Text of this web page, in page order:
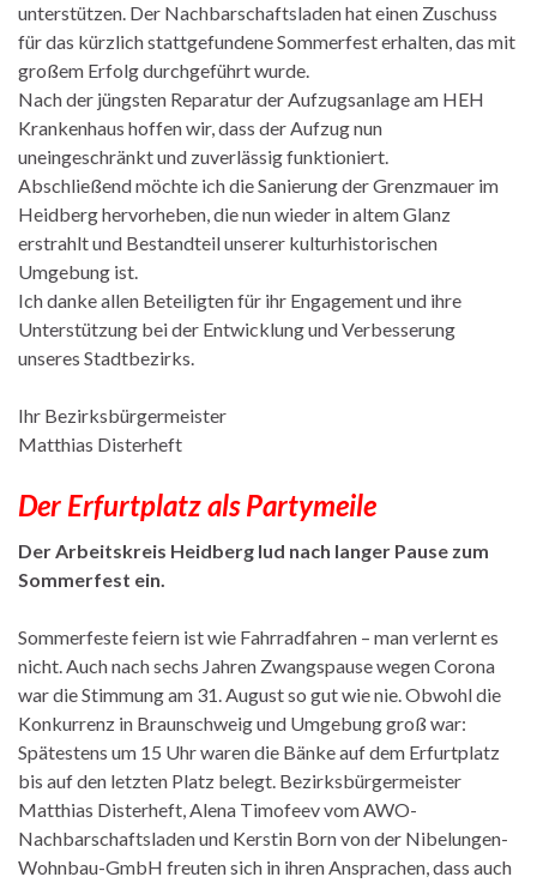
unterstützen. Der Nachbarschaftsladen hat einen Zuschuss
für das kürzlich stattgefundene Sommerfest erhalten, das mit
großem Erfolg durchgeführt wurde.
Nach der jüngsten Reparatur der Aufzugsanlage am HEH
Krankenhaus hoffen wir, dass der Aufzug nun
uneingeschränkt und zuverlässig funktioniert.
Abschließend möchte ich die Sanierung der Grenzmauer im
Heidberg hervorheben, die nun wieder in altem Glanz
erstrahlt und Bestandteil unserer kulturhistorischen
Umgebung ist.
Ich danke allen Beteiligten für ihr Engagement und ihre
Unterstützung bei der Entwicklung und Verbesserung
unseres Stadtbezirks.
Ihr Bezirksbürgermeister
Matthias Disterheft
Der Erfurtplatz als Partymeile
Der Arbeitskreis Heidberg lud nach langer Pause zum
Sommerfest ein.
Sommerfeste feiern ist wie Fahrradfahren – man verlernt es
nicht. Auch nach sechs Jahren Zwangspause wegen Corona
war die Stimmung am 31. August so gut wie nie. Obwohl die
Konkurrenz in Braunschweig und Umgebung groß war:
Spätestens um 15 Uhr waren die Bänke auf dem Erfurtplatz
bis auf den letzten Platz belegt. Bezirksbürgermeister
Matthias Disterheft, Alena Timofeev vom AWO-
Nachbarschaftsladen und Kerstin Born von der Nibelungen-
Wohnbau-GmbH freuten sich in ihren Ansprachen, dass auch